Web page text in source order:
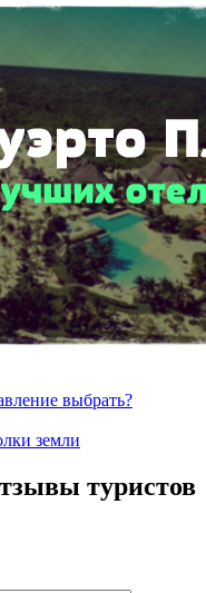
выбрать?
земли
туристов